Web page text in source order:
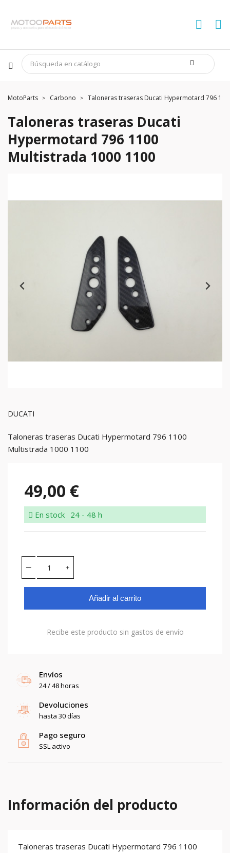
MotoParts Carbono Taloneras traseras Ducati Hypermotard 796
Taloneras traseras Ducati
Hypermotard 796 1100
Multistrada 1000 1100
DUCATI
Taloneras traseras Ducati Hypermotard 796 1100
Multistrada 1000 1100
49,00 €
En stock 24 - 48 h
Añadir al carrito
Recibe este producto sin gastos de envío
Envíos
24 / 48 horas
Devoluciones
hasta 30 días
Pago seguro
SSL activo
Información del producto
Taloneras traseras Ducati Hypermotard 796 1100